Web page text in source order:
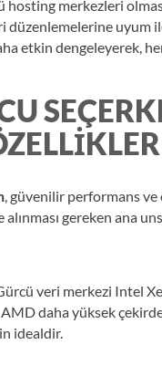
merkezleri
düzenlemelerine
etkin dengeleyerek,
, güvenilir performans
gereken ana
veri merkezi Intel
daha yüksek
idealdir.